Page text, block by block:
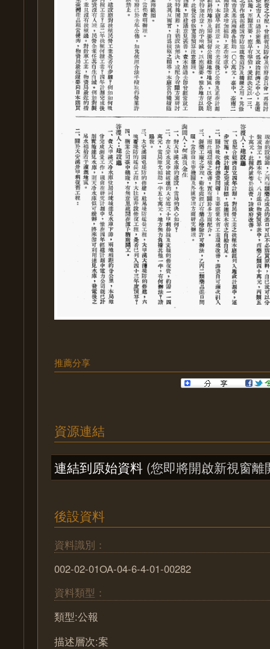
推薦分享
資源連結
連結到原始資料 (您即將開啟新視窗離
後設資料
資料識別：
002-02-01OA-04-6-4-01-00282
資料類型：
類型:公報
描述層次:案